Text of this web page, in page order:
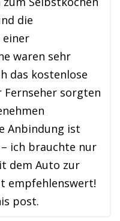
die
waren sehr
das kostenlose
Fernseher sorgten
Anbindung ist
ich brauchte nur
dem Auto zur
empfehlenswert!
post.